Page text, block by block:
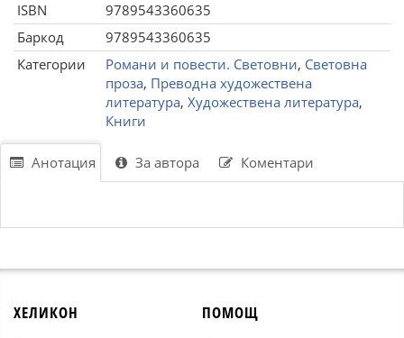
ISBN
9789543360635
Баркод
9789543360635
Категории
Романи и повести. Световни, Световна
проза, Преводна художествена
литература, Художествена литература,
Книги
Анотация За автора Коментари
ХЕЛИКОН ПОМОЩ